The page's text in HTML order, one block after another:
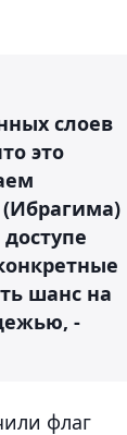
слоев
это
(Ибрагима)
шанс на
-
флаг